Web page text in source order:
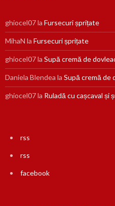
ghiocel07la Fursecuri șprițate
MihaN la Fursecuri șprițate
ghiocel07la Supă cremă de
Daniela Blendea la Supă cremă de
ghiocel07la Ruladă cu cașcaval și
rss
rss
facebook